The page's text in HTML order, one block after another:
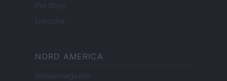
Pet Story
Encocina
NORD AMERICA
Womanmagazine